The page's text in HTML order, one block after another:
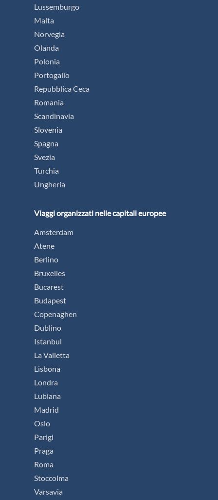
Lussemburgo
Malta
Norvegia
Olanda
Polonia
Portogallo
Repubblica Ceca
Romania
Scandinavia
Slovenia
Spagna
Svezia
Turchia
Ungheria
Viaggi organizzati nelle capitali europee
Amsterdam
Atene
Berlino
Bruxelles
Bucarest
Budapest
Copenaghen
Dublino
Istanbul
La Valletta
Lisbona
Londra
Lubiana
Madrid
Oslo
Parigi
Praga
Roma
Stoccolma
Varsavia